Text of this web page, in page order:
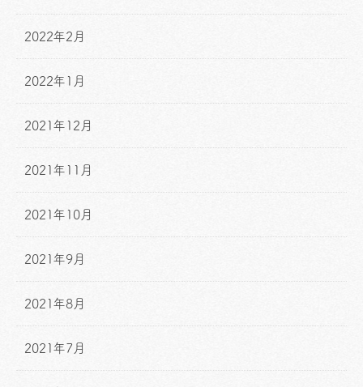
2022年2月
2022年1月
2021年12月
2021年11月
2021年10月
2021年9月
2021年8月
2021年7月